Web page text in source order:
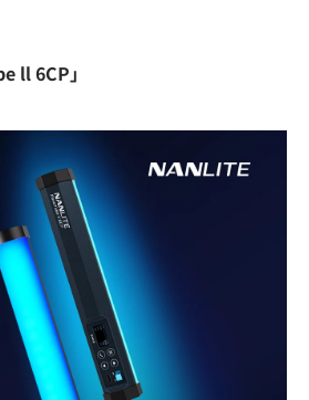
ll 6CP」